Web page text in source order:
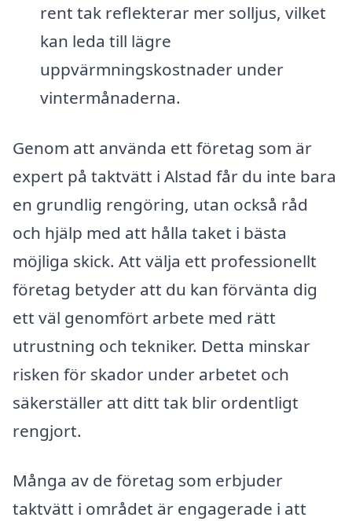
rent tak reflekterar mer solljus, vilket
kan leda till lägre
uppvärmningskostnader under
vintermånaderna.
Genom att använda ett företag som är
expert på taktvätt i Alstad får du inte bara
en grundlig rengöring, utan också råd
och hjälp med att hålla taket i bästa
möjliga skick. Att välja ett professionellt
företag betyder att du kan förvänta dig
ett väl genomfört arbete med rätt
utrustning och tekniker. Detta minskar
risken för skador under arbetet och
säkerställer att ditt tak blir ordentligt
rengjort.
Många av de företag som erbjuder
taktvätt i området är engagerade i att